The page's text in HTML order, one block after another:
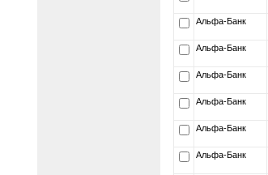
Альфа-Банк
Альфа-Банк
Альфа-Банк
Альфа-Банк
Альфа-Банк
Альфа-Банк